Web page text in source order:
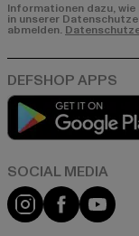
Informationen dazu,
in unserer
abmelden.
Instagram
Facebook